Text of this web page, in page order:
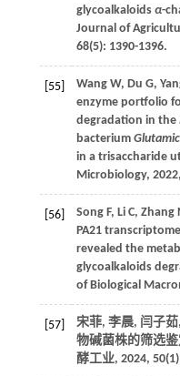
glycoalkaloids α-
Journal of
68(5): 1390-1396.
[55] Wang W, Du G,
enzyme portfolio
degradation in the
bacterium
in a trisaccharide
Microbiology, 2022,
[56] Song F, Li C, Zhang
PA21
revealed the
glycoalkaloids
of Biological
[57] 宋菲, 李晨, 闫子茹,
物碱菌株的筛选
酵工业, 2024, 50